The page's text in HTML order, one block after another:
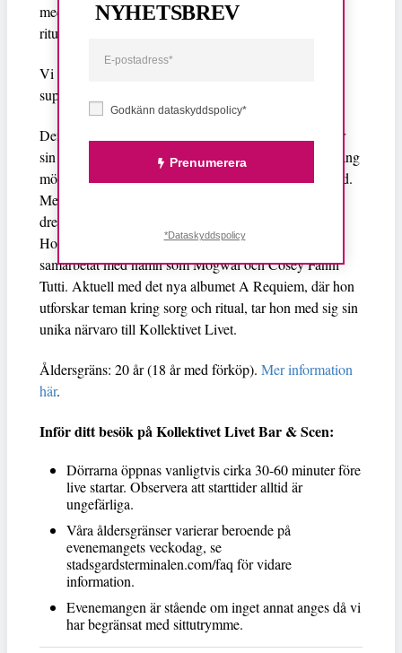
med ett helt eget uttryck, bjuder de in publiken till en
rituell och brutal konsertupplevelse.
Vi är stolta över att presentera Penelope Trappes som
support till Witch Club Satan den 13 september!
Den Brighton-baserade australiensiskan har hyllats för
sin dronande, atmosfäriska musik där operautbildad sång
möter mörk ambient, minimalism och emotionell tyngd.
Med rötter i både experimentell elektronik och poetisk
dreampop, har Penelope släppt musik via bland andra
Houndstooth och One Little Independent, och
samarbetat med namn som Mogwai och Cosey Fanni
Tutti. Aktuell med det nya albumet A Requiem, där hon
utforskar teman kring sorg och ritual, tar hon med sig sin
unika närvaro till Kollektivet Livet.
Åldersgräns: 20 år (18 år med förköp). Mer information
här.
Inför ditt besök på Kollektivet Livet Bar & Scen:
Dörrarna öppnas vanligtvis cirka 30-60 minuter före
live startar. Observera att starttider alltid är
ungefärliga.
Våra åldersgränser varierar beroende på
evenemangets veckodag, se
stadsgardsterminalen.com/faq för vidare
information.
Evenemangen är stående om inget annat anges då vi
har begränsat med sittutrymme.
Godkänn dataskyddspolicy*
Prenumerera
NYHETSBREV
*Dataskyddspolicy